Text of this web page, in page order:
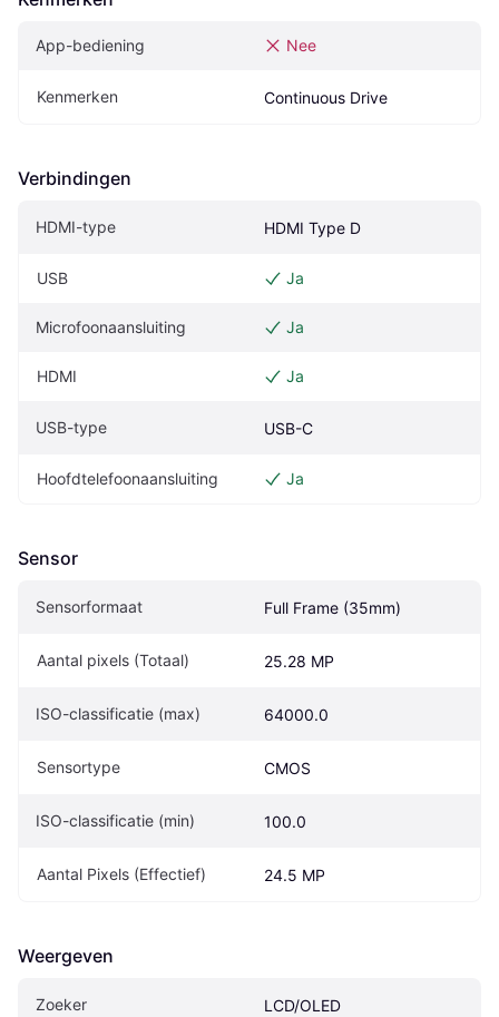
App-bediening Nee
Kenmerken Continuous Drive
Verbindingen
HDMI-type HDMI Type D
USB Ja
Microfoonaansluiting Ja
HDMI Ja
USB-type USB-C
Hoofdtelefoonaansluiting Ja
Sensor
Sensorformaat Full Frame (35mm)
Aantal pixels (Totaal) 25.28 MP
ISO-classificatie (max) 64000.0
Sensortype CMOS
ISO-classificatie (min) 100.0
Aantal Pixels (Effectief) 24.5 MP
Weergeven
Zoeker LCD/OLED